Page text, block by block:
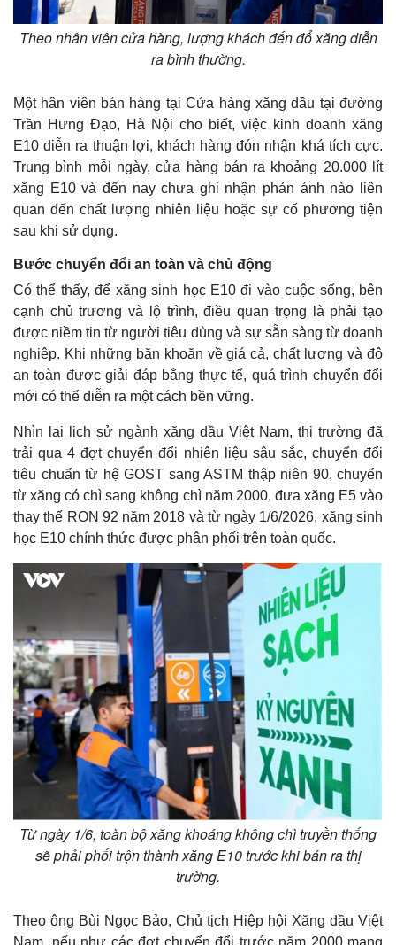
Kinh tế
Bất động sản
Khởi nghiệp
Thị trường
Giá vàng
Tiêu dùng
Tỷ giá
Chứng khoán
Theo nhân viên cửa hàng, lượng khách đến đổ xăng diễn
ra bình thường.
Một hân viên bán hàng tại Cửa hàng xăng dầu tại đường
Trần Hưng Đạo, Hà Nội cho biết, việc kinh doanh xăng
E10 diễn ra thuận lợi, khách hàng đón nhận khá tích cực.
Trung bình mỗi ngày, cửa hàng bán ra khoảng 20.000 lít
xăng E10 và đến nay chưa ghi nhận phản ánh nào liên
quan đến chất lượng nhiên liệu hoặc sự cố phương tiện
sau khi sử dụng.
Bước chuyển đổi an toàn và chủ động
Có thể thấy, để xăng sinh học E10 đi vào cuộc sống, bên
cạnh chủ trương và lộ trình, điều quan trọng là phải tạo
được niềm tin từ người tiêu dùng và sự sẵn sàng từ doanh
nghiệp. Khi những băn khoăn về giá cả, chất lượng và độ
an toàn được giải đáp bằng thực tế, quá trình chuyển đổi
mới có thể diễn ra một cách bền vững.
Nhìn lại lịch sử ngành xăng dầu Việt Nam, thị trường đã
trải qua 4 đợt chuyển đổi nhiên liệu sâu sắc, chuyển đổi
tiêu chuẩn từ hệ GOST sang ASTM thập niên 90, chuyển
từ xăng có chì sang không chì năm 2000, đưa xăng E5 vào
thay thế RON 92 năm 2018 và từ ngày 1/6/2026, xăng sinh
học E10 chính thức được phân phối trên toàn quốc.
Từ ngày 1/6, toàn bộ xăng khoáng không chì truyền thống
sẽ phải phối trộn thành xăng E10 trước khi bán ra thị
trường.
Theo ông Bùi Ngọc Bảo, Chủ tịch Hiệp hội Xăng dầu Việt
Nam, nếu như các đợt chuyển đổi trước năm 2000 mang